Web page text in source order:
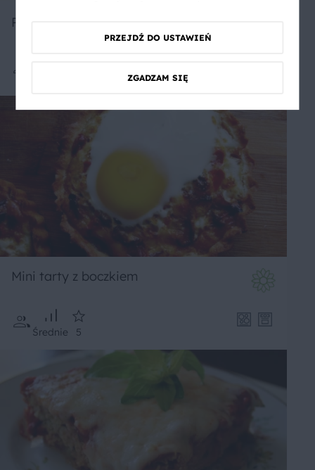
Pikantny chleb który zawsze się udaje
Mini tarty z boczkiem
Średnie 5
PRZEJDŹ DO USTAWIEŃ
ZGADZAM SIĘ